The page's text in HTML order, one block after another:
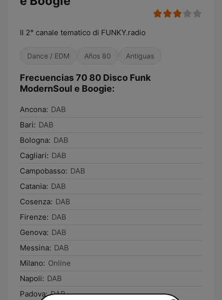
Il 2° canale tematico di FUNKY.radio
Dance / EDM Años 80 Antiguas
Frecuencias 70 80 Disco Funk
ModernSoul e Boogie:
Ancona: DAB
Bari: DAB
Bologna: DAB
Cagliari: DAB
Campobasso: DAB
Catania: DAB
Cosenza: DAB
Firenze: DAB
Genova: DAB
Messina: DAB
Milano: Online
Napoli: DAB
Padova: DAB